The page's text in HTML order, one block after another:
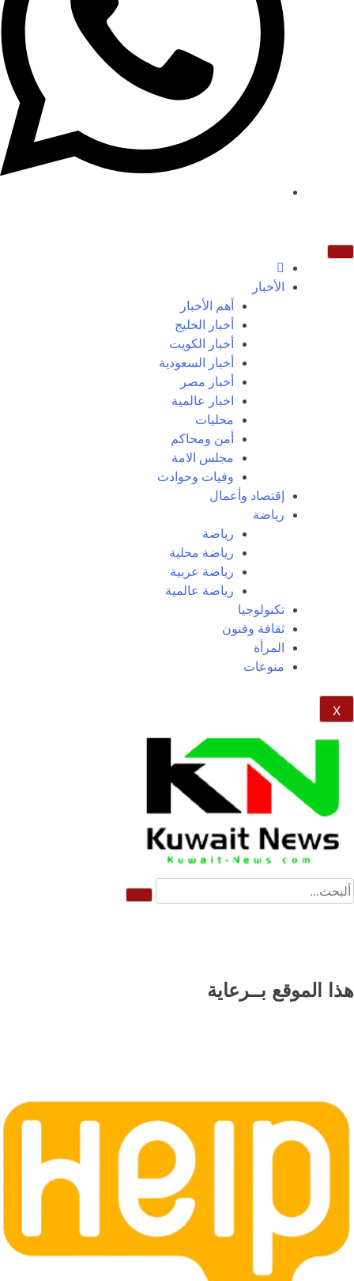
الأخبار
أهم الأخبار
أخبار الخليج
أخبار الكويت
أخبار السعودية
أخبار مصر
اخبار عالمية
محليات
أمن ومحاكم
مجلس الامة
وفيات وحوادث
إقتصاد وأعمال
رياضة
رياضة
رياضة محلية
رياضة عربية
رياضة عالمية
تكنولوجيا
ثقافة وفنون
المرأة
منوعات
X
NE
News Elementor
هذا الموقع بــرعاية